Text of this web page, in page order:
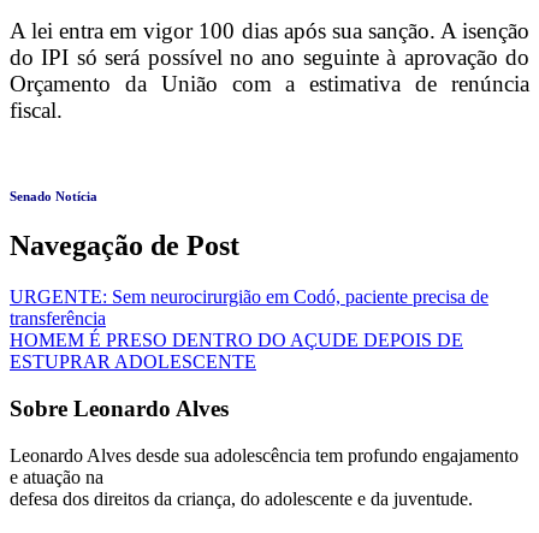
A lei entra em vigor 100 dias após sua sanção. A isenção
do IPI só será possível no ano seguinte à aprovação do
Orçamento da União com a estimativa de renúncia
fiscal.
Senado Notícia
Navegação de Post
URGENTE: Sem neurocirurgião em Codó, paciente precisa de
transferência
HOMEM É PRESO DENTRO DO AÇUDE DEPOIS DE
ESTUPRAR ADOLESCENTE
Sobre Leonardo Alves
Leonardo Alves desde sua adolescência tem profundo engajamento
e atuação na
defesa dos direitos da criança, do adolescente e da juventude.